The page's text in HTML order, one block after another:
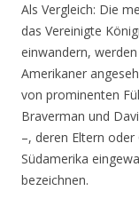
Als Vergleich: Die
das Vereinigte
einwandern,
Amerikaner
von prominenten
Braverman und
–, deren Eltern
Südamerika
bezeichnen.